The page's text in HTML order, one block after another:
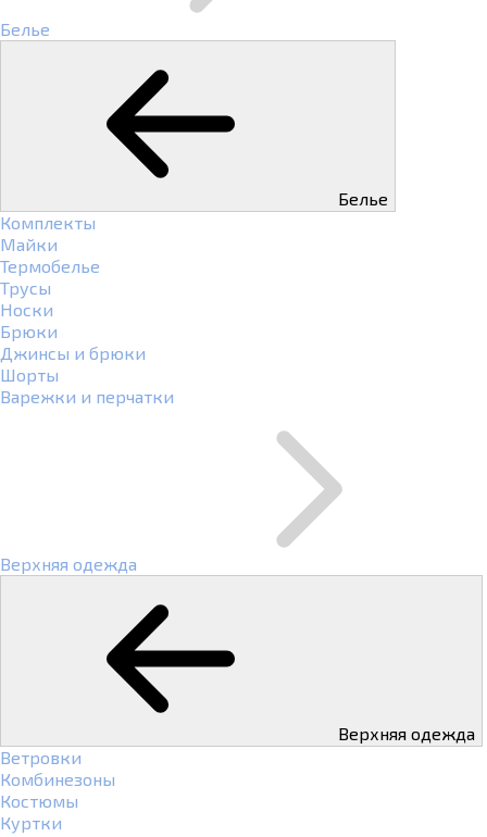
Белье
Белье
Комплекты
Майки
Термобелье
Трусы
Носки
Брюки
Джинсы и брюки
Шорты
Варежки и перчатки
Верхняя одежда
Верхняя одежда
Ветровки
Комбинезоны
Костюмы
Куртки